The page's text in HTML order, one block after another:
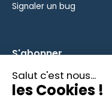
Signaler un bug
S'abonner
Inscrivez-vous à notre
fonctionnalités et des